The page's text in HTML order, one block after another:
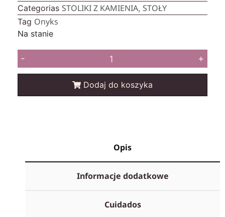
Categorias STOLIKI Z KAMIENIA, STOŁY
Tag Onyks
Na stanie
- +
Dodaj do koszyka
Opis
Informacje dodatkowe
Cuidados